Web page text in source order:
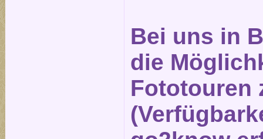
Bei uns in
die
Fototouren